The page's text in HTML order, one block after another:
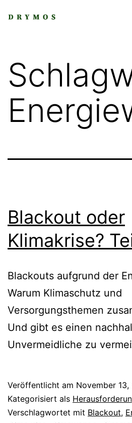
DRYMOS
Blackout oder
Klimakrise?
Blackouts aufgrund der
Warum Klimaschutz und
Versorgungsthemen
Und gibt es einen
Unvermeidliche zu
Veröffentlicht am November 13,
Kategorisiert als
Verschlagwortet mit Blackout,